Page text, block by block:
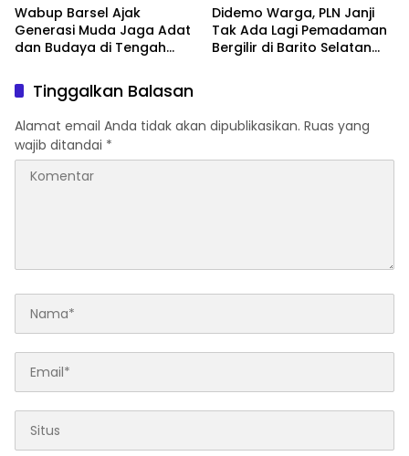
Wabup Barsel Ajak
Generasi Muda Jaga Adat
dan Budaya di Tengah
Didemo Warga, PLN Janji
Tak Ada Lagi Pemadaman
Bergilir di Barito Selatan
Tinggalkan Balasan
Alamat email Anda tidak akan dipublikasikan. Ruas yang
wajib ditandai *